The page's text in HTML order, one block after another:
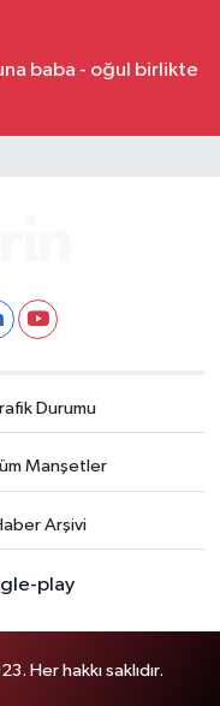
baba - oğul birlikte
Durumu
Manşetler
Arşivi
Her hakkı saklıdır.